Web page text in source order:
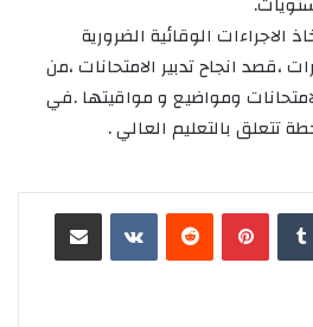
الاجراءات الوقائية الضرورية
،قصد انجاح تدبير الامتحانات ،من
ومواضيع و مواقيتها .في
تتعلق بالتعليم العالي .
بينتيريست